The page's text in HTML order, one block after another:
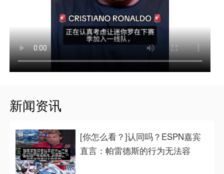
新闻资讯
[你怎么看？]认同吗？ESPN嘉宾
直言：帕雷德斯的行为无法容